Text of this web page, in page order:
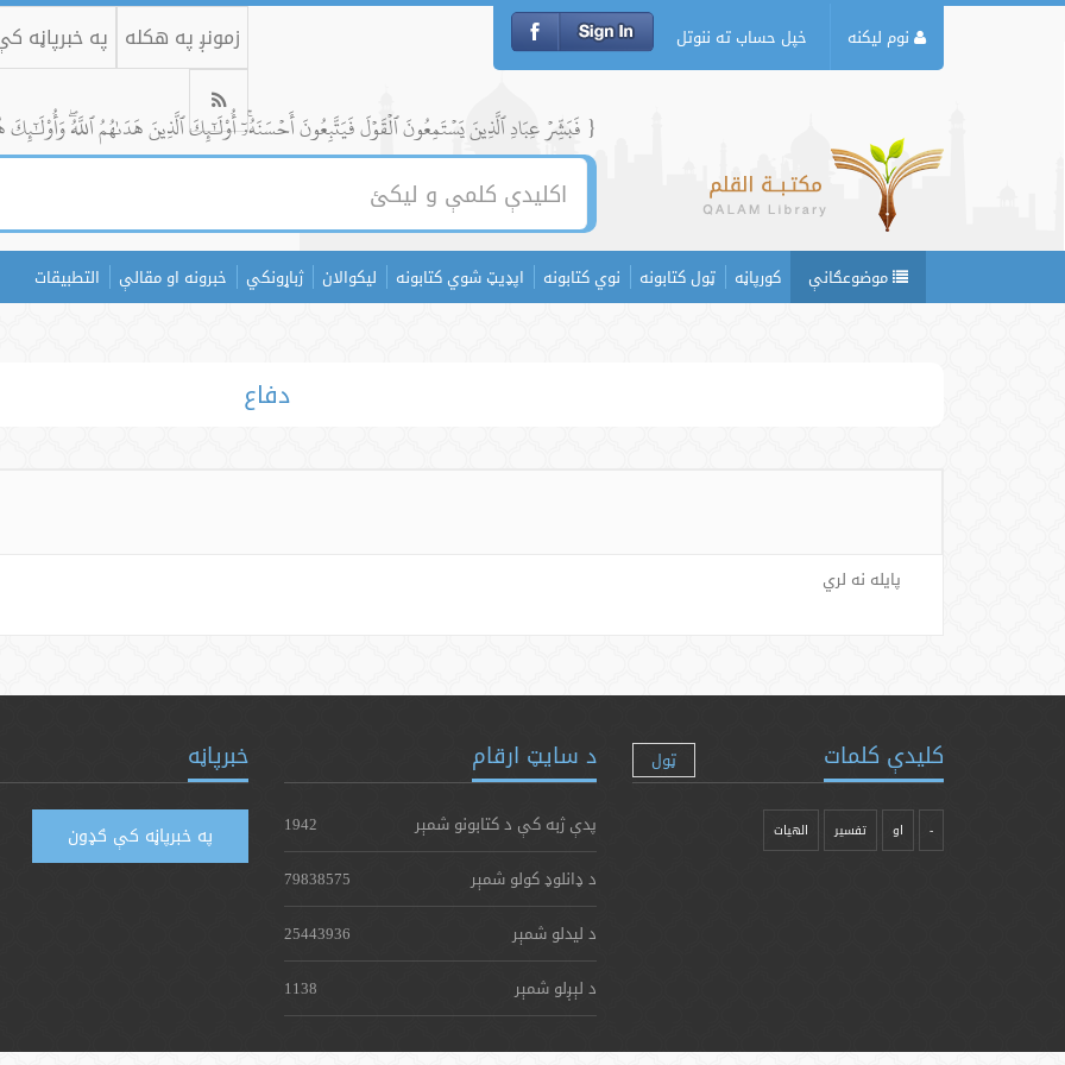
نوم لیکنه خپل حساب ته ننوتل زمونږ په هکله په خبرپاڼه
{ فَبَشِّرۡ عِبَادِ ٱلَّذِينَ يَسۡتَمِعُونَ ٱلۡقَوۡلَ فَيَتَّبِعُونَ أَحۡسَنَهُۥٓۚ أُوْلَٰٓئِكَ ٱلَّذِينَ هَدَىٰهُمُ ٱللَّهُۖ وَأُوْلَٰٓئِكَ
موضوعګانې کورپاڼه ټول کتابونه نوي کتابونه اپډیټ شوي کتابونه لیکوالان ژباړونکي خبرونه او مقالې التطبيقات
دفاع
پایله نه لري
کلیدې کلمات ټول
- او تفسیر الهیات
د سایټ ارقام
پدې ژبه کې د کتابونو شمېر
1942
د ډانلوډ کولو شمېر
79838575
د لیدلو شمېر
25443936
د لېږلو شمېر
1138
خبرپاڼه
په خبرپاڼه کې ګډون